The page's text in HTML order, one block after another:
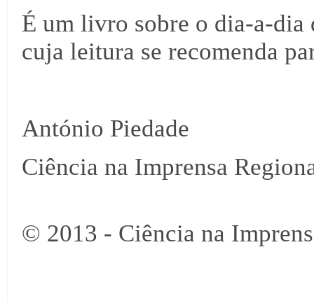
É um livro sobre o dia-a-dia
cuja leitura se recomenda
António Piedade
Ciência na Imprensa
© 2013 - Ciência na